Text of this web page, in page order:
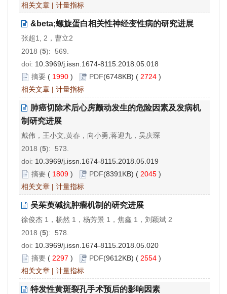
相关文章 | 计量指标
&beta;螺旋蛋白相关性神经变性病的研究进展
张超1, 2，曹立2
2018 (5): 569.
doi: 10.3969/j.issn.1674-8115.2018.05.018
摘要 ( 1990 ) PDF(6748KB) ( 2724 )
相关文章 | 计量指标
肺癌切除术后心房颤动发生的危险因素及发病机
制研究进展
戴伟，王小文,黄春，向小勇,蒋迎九，吴庆琛
2018 (5): 573.
doi: 10.3969/j.issn.1674-8115.2018.05.019
摘要 ( 1809 ) PDF(8391KB) ( 2045 )
相关文章 | 计量指标
吴茱萸碱抗肿瘤机制的研究进展
徐俊杰 1，杨然 1，杨芳景 1，焦鑫 1，刘颖斌 2
2018 (5): 578.
doi: 10.3969/j.issn.1674-8115.2018.05.020
摘要 ( 2297 ) PDF(9612KB) ( 2554 )
相关文章 | 计量指标
特发性黄斑裂孔手术预后的影响因素